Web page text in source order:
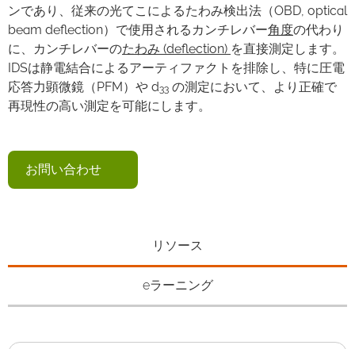
ンであり、従来の光てこによるたわみ検出法（OBD, optical
beam deflection）で使用されるカンチレバー角度の代わり
に、カンチレバーのたわみ (deflection) を直接測定します。
IDSは静電結合によるアーティファクトを排除し、特に圧電
応答力顕微鏡（PFM）や d33 の測定において、より正確で
再現性の高い測定を可能にします。
お問い合わせ
リソース
eラーニング